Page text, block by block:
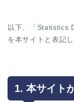
以下、「Statistics
を本サイトと表記し
1. 本サイト